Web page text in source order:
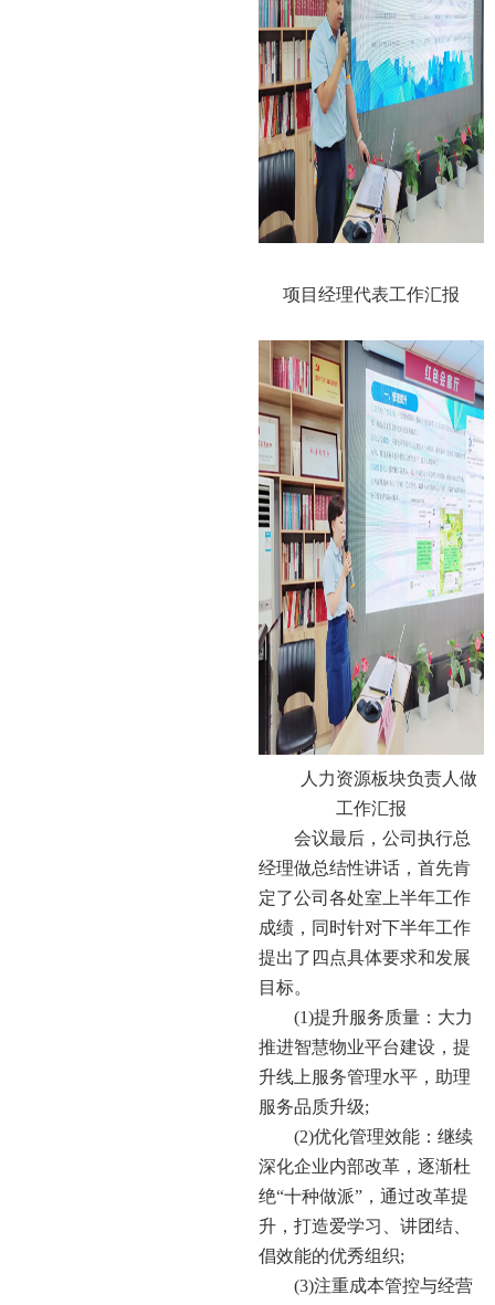
项目经理代表工作汇报
人力资源板块负责人做
工作汇报
会议最后，公司执行总
经理做总结性讲话，首先肯
定了公司各处室上半年工作
成绩，同时针对下半年工作
提出了四点具体要求和发展
目标。
(1)提升服务质量：大力
推进智慧物业平台建设，提
升线上服务管理水平，助理
服务品质升级;
(2)优化管理效能：继续
深化企业内部改革，逐渐杜
绝“十种做派”，通过改革提
升，打造爱学习、讲团结、
倡效能的优秀组织;
(3)注重成本管控与经营